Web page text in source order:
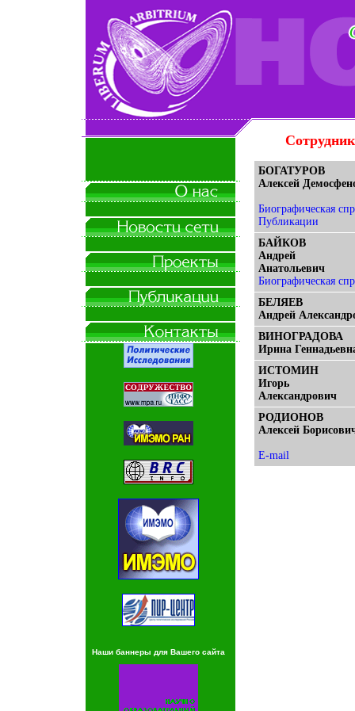
Наши баннеры для Вашего сайта
БОГАТУРОВ
Алексей
Биографическая
Публикации
БАЙКОВ
Андрей
Анатольевич
Биографическая
БЕЛЯЕВ
Андрей
ВИНОГРАДОВА
Ирина
ИСТОМИН
Игорь
Александрович
РОДИОНОВ
Алексей
E-mail